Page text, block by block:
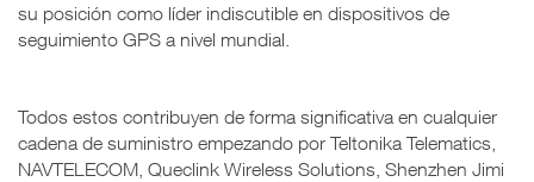
su posición como líder indiscutible en dispositivos de
seguimiento GPS a nivel mundial.
Todos estos contribuyen de forma significativa en cualquier
cadena de suministro empezando por Teltonika Telematics,
NAVTELECOM, Queclink Wireless Solutions, Shenzhen Jimi